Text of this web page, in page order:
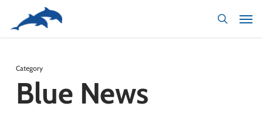
content
Category
Blue News